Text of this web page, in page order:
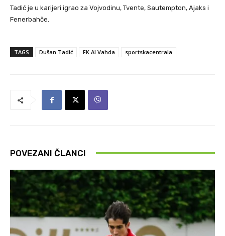
Tadić je u karijeri igrao za Vojvodinu, Tvente, Sautempton, Ajaks i
Fenerbahče.
TAGS Dušan Tadić FK Al Vahda sportskacentrala
POVEZANI ČLANCI